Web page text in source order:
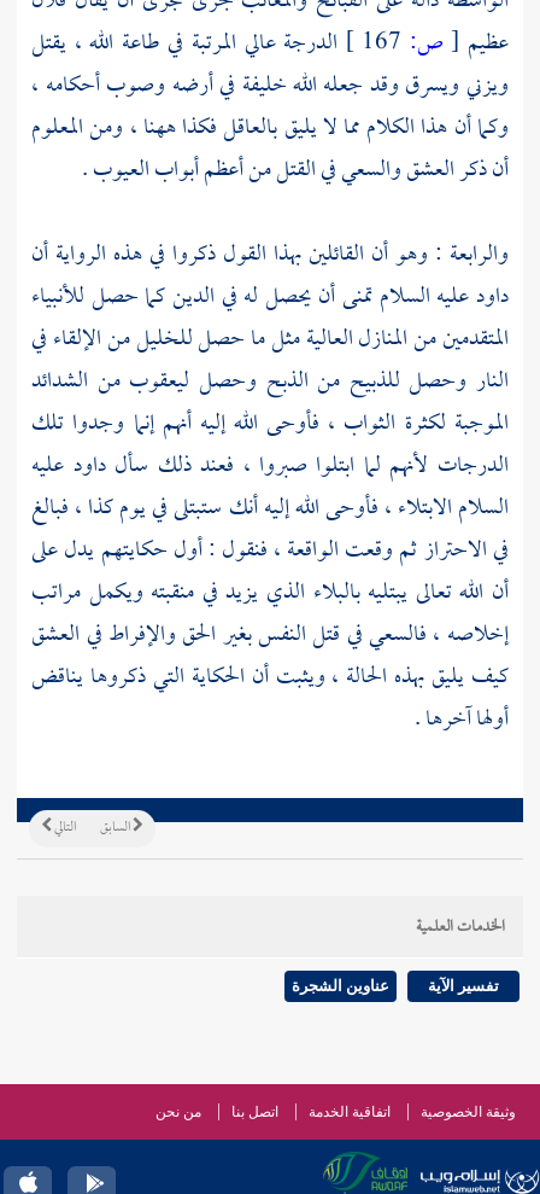
عظيم [ص:
الدرجة عالي المرتبة في طاعة الله ، يقتل
ويزني ويسرق وقد جعله الله خليفة في أرضه وصوب أحكامه ،
وكما أن هذا الكلام مما لا يليق بالعاقل فكذا ههنا ، ومن المعلوم
أن ذكر العشق والسعي في القتل من أعظم أبواب العيوب .
والرابعة : وهو أن القائلين بهذا القول ذكروا في هذه الرواية أن
داودعليه السلام تمنى أن يحصل له في الدين كما حصل للأنبياء
المتقدمين من المنازل العالية مثل ما حصلللخليلمن الإلقاء في
النار وحصل للذبيح من الذبح وحصل ليعقوبمن الشدائد
الموجبة لكثرة الثواب ، فأوحى الله إليه أنهم إنما وجدوا تلك
الدرجات لأنهم لما ابتلوا صبروا ، فعند ذلك سألداود عليه
السلام الابتلاء ، فأوحى الله إليه أنك ستبتلى في يوم كذا ، فبالغ
في الاحتراز ثم وقعت الواقعة ، فنقول : أول حكايتهم يدل على
أن الله تعالى يبتليه بالبلاء الذي يزيد في منقبته ويكمل مراتب
إخلاصه ، فالسعي في قتل النفس بغير الحق والإفراط في العشق
كيف يليق بهذه الحالة ، ويثبت أن الحكاية التي ذكروها يناقض
أولها آخرها .
التالي السابق
الخدمات العلمية
تفسير الآية عناوين الشجرة
وثيقة الخصوصية اتفاقية الخدمة اتصل بنا من نحن